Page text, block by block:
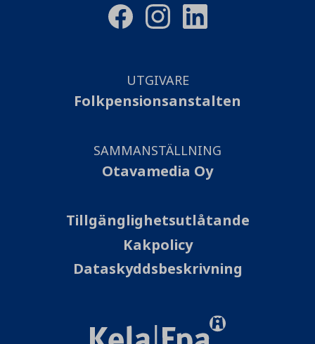
UTGIVARE
Folkpensionsanstalten
SAMMANSTÄLLNING
Otavamedia Oy
Tillgänglighetsutlåtande
Kakpolicy
Dataskyddsbeskrivning